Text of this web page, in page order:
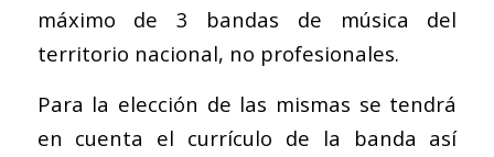
máximo de 3 bandas de música del
territorio nacional, no profesionales.
Para la elección de las mismas se tendrá
en cuenta el currículo de la banda así